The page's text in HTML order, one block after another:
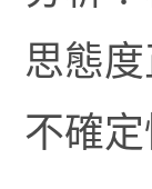
思態
不確